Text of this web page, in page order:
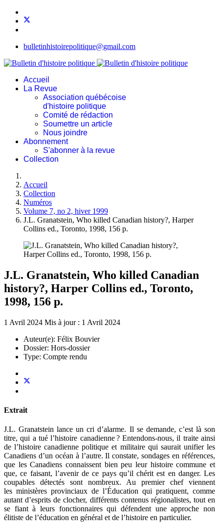
bulletinhistoirepolitique@gmail.com
Accueil
La Revue
Association québécoise
d'histoire politique
Comité de rédaction
Soumettre un article
Nous joindre
Abonnement
S'abonner à la revue
Collection
Accueil
Collection
Numéros
Volume 7, no 2, hiver 1999
J.L. Granatstein, Who killed Canadian history?, Harper
Collins ed., Toronto, 1998, 156 p.
J.L. Granatstein, Who killed Canadian
history?, Harper Collins ed., Toronto,
1998, 156 p.
1 Avril 2024 Mis à jour : 1 Avril 2024
Auteur(e): Félix Bouvier
Dossier: Hors-dossier
Type: Compte rendu
Extrait
J.L. Granatstein lance un cri d’alarme. Il se demande, c’est là son
titre, qui a tué l’histoire canadienne ? Entendons-nous, il traite ainsi
de l’histoire canadienne politique et militaire qui saurait unifier les
Canadiens d’un océan à l’autre. Il constate, sondages en références,
que les Canadiens connaissent bien peu leur histoire commune et
que, ce faisant, l’avenir de ce pays qu’il chérit est en danger. Les
coupables détectés sont nombreux. Au premier chef viennent
les ministères provinciaux de l’Éducation qui pratiquent, comme
autant d’esprits de clocher, différents contenus régionalistes, tout en
se fiant à leurs fonctionnaires qui défendent une approche non
élitiste de l’éducation en général et de l’histoire en particulier.